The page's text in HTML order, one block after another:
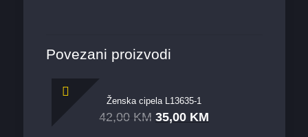
Povezani proizvodi
Ženska cipela L13635-1
42,00 KM 35,00 KM